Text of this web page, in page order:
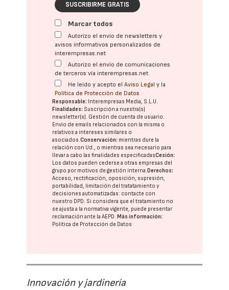
SUSCRIBIRME GRATIS
Marcar todos
Autorizo el envío de newsletters y
avisos informativos personalizados de
interempresas.net
Autorizo el envío de comunicaciones
de terceros vía interempresas.net
He leído y acepto elAviso Legal y la
Política de Protección de Datos
Responsable: Interempresas Media, S.L.U.
Finalidades: Suscripción a nuestra(s)
newsletter(s). Gestión de cuenta de usuario.
Envío de emails relacionados con la misma o
relativos a intereses similares o
asociados.Conservación: mientras dure la
relación con Ud., o mientras sea necesario para
llevar a cabo las finalidades especificadasCesión:
Los datos pueden cederse a otras empresas del
grupo por motivos de gestión interna. Derechos:
Acceso, rectificación, oposición, supresión,
portabilidad, limitación del tratatamiento y
decisiones automatizadas: contacte con
nuestro DPD. Si considera que el tratamiento no
se ajusta a la normativa vigente, puede presentar
reclamación ante laAEPD. Más información:
Política de Protección de Datos
Innovación y jardinería